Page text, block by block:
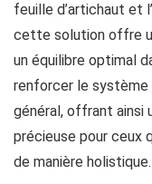
feuille d’artichaut et
cette solution offre
un équilibre optimal
renforcer le système
général, offrant ainsi
précieuse pour ceux
de manière holistique.